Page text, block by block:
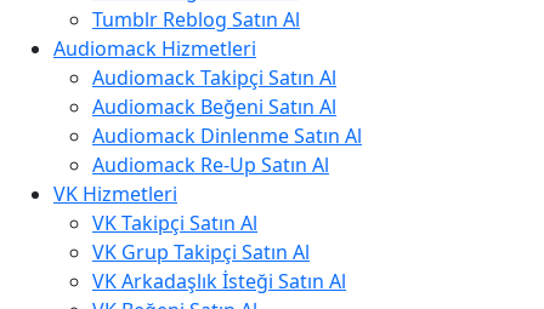
Tumblr Reblog Satın Al
Audiomack Hizmetleri
Audiomack Takipçi Satın Al
Audiomack Beğeni Satın Al
Audiomack Dinlenme Satın Al
Audiomack Re-Up Satın Al
VK Hizmetleri
VK Takipçi Satın Al
VK Grup Takipçi Satın Al
VK Arkadaşlık İsteği Satın Al